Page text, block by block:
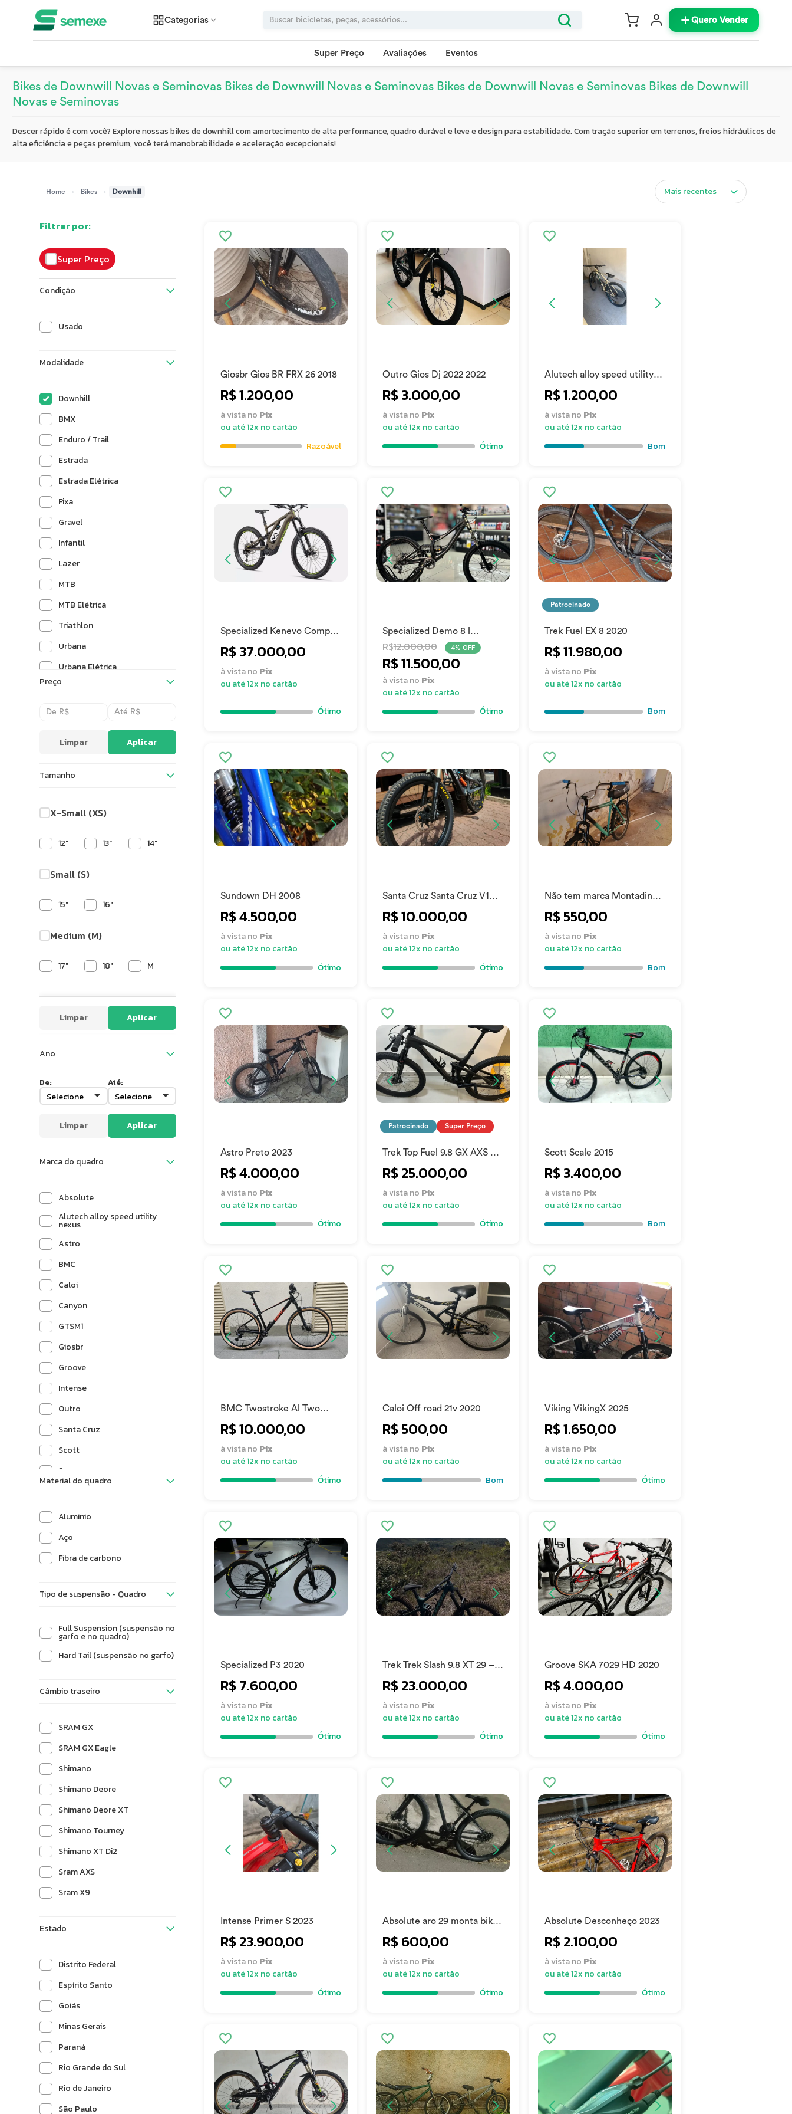
Categorias Quero Vender
Super Preço Avaliações Eventos
Bikes de Downwill Novas e Seminovas Bikes de Downwill Novas e Seminovas Bikes de Downwill Novas e Seminovas Bikes de Downwill
Novas e Seminovas
Descer rápido é com você? Explore nossas bikes de downhill com amortecimento de alta performance, quadro durável e leve e design para estabilidade. Com tração superior em terrenos, freios hidráulicos de
alta eficiência e peças premium, você terá manobrabilidade e aceleração excepcionais!
Home > Bikes > Downhill
Filtrar por:
Super Preço
Condição
Usado
Modalidade
Downhill
BMX
Enduro / Trail
Estrada
Estrada Elétrica
Fixa
Gravel
Infantil
Lazer
MTB
MTB Elétrica
Triathlon
Urbana
Urbana Elétrica
Vintage
Preço
Limpar Aplicar
Tamanho
X-Small (XS)
12" 13" 14"
Small (S)
15" 16"
Medium (M)
17" 18" M
M / L S3
Large (L)
X-Large (XL)
Limpar Aplicar
Ano
De: Até:
Limpar Aplicar
Marca do quadro
Absolute
Alutech alloy speed utility
nexus
Astro
BMC
Caloi
Canyon
GTSM1
Giosbr
Groove
Intense
Outro
Santa Cruz
Scott
Sense
Sundown
TSW
Trek
Vitus
Material do quadro
Aluminio
Aço
Fibra de carbono
Tipo de suspensão - Quadro
Full Suspension (suspensão no
garfo e no quadro)
Hard Tail (suspensão no garfo)
Câmbio traseiro
SRAM GX
SRAM GX Eagle
Shimano
Shimano Deore
Shimano Deore XT
Shimano Tourney
Shimano XT Di2
Sram AXS
Sram X9
Estado
Distrito Federal
Espírito Santo
Goiás
Minas Gerais
Paraná
Rio Grande do Sul
Rio de Janeiro
São Paulo
Giosbr Gios BR FRX 26 2018
R$ 1.200,00
à vista no Pix
ou até 12x no cartão
Razoável
Outro Gios Dj 2022 2022
R$ 3.000,00
à vista no Pix
ou até 12x no cartão
Ótimo
Alutech alloy speed utility
R$ 1.200,00
à vista no Pix
ou até 12x no cartão
Bom
Specialized Kenevo Comp
R$ 37.000,00
à vista no Pix
ou até 12x no cartão
Ótimo
Specialized Demo 8 l
R$12.000,00 4% OFF
R$ 11.500,00
à vista no Pix
ou até 12x no cartão
Ótimo
Patrocinado
Trek Fuel EX 8 2020
R$ 11.980,00
à vista no Pix
ou até 12x no cartão
Bom
Sundown DH 2008
R$ 4.500,00
à vista no Pix
ou até 12x no cartão
Ótimo
Santa Cruz Santa Cruz V10
R$ 10.000,00
à vista no Pix
ou até 12x no cartão
Ótimo
Não tem marca Montadinha
R$ 550,00
à vista no Pix
ou até 12x no cartão
Bom
Astro Preto 2023
R$ 4.000,00
à vista no Pix
ou até 12x no cartão
Ótimo
Patrocinado Super Preço
Trek Top Fuel 9.8 GX AXS 4ª
R$ 25.000,00
à vista no Pix
ou até 12x no cartão
Ótimo
Scott Scale 2015
R$ 3.400,00
à vista no Pix
ou até 12x no cartão
Bom
BMC Twostroke Al Two
R$ 10.000,00
à vista no Pix
ou até 12x no cartão
Ótimo
Caloi Off road 21v 2020
R$ 500,00
à vista no Pix
ou até 12x no cartão
Bom
Viking VikingX 2025
R$ 1.650,00
à vista no Pix
ou até 12x no cartão
Ótimo
Specialized P3 2020
R$ 7.600,00
à vista no Pix
ou até 12x no cartão
Ótimo
Trek Trek Slash 9.8 XT 29 –
2023
R$ 23.000,00
à vista no Pix
ou até 12x no cartão
Ótimo
Groove SKA 7029 HD 2020
R$ 4.000,00
à vista no Pix
ou até 12x no cartão
Ótimo
Intense Primer S 2023
R$ 23.900,00
à vista no Pix
ou até 12x no cartão
Ótimo
Absolute aro 29 monta bike
R$ 600,00
à vista no Pix
ou até 12x no cartão
Ótimo
Absolute Desconheço 2023
R$ 2.100,00
à vista no Pix
ou até 12x no cartão
Ótimo